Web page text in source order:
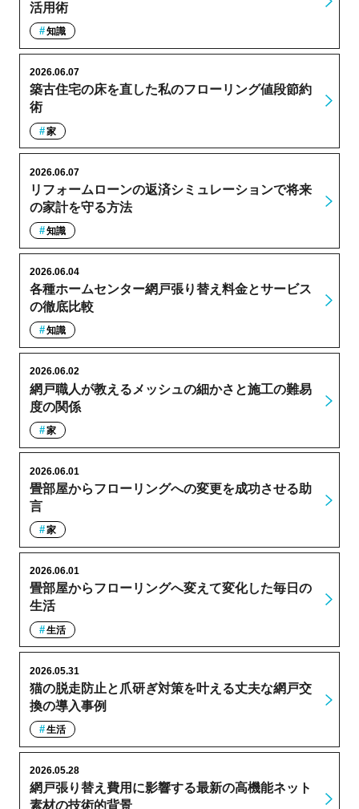
活用術
知識
築古住宅の床を直した私のフローリング値段節約
術
2026.06.07
家
リフォームローンの返済シミュレーションで将来
の家計を守る方法
2026.06.07
知識
各種ホームセンター網戸張り替え料金とサービス
の徹底比較
2026.06.04
知識
網戸職人が教えるメッシュの細かさと施工の難易
度の関係
2026.06.02
家
畳部屋からフローリングへの変更を成功させる助
言
2026.06.01
家
畳部屋からフローリングへ変えて変化した毎日の
生活
2026.06.01
生活
猫の脱走防止と爪研ぎ対策を叶える丈夫な網戸交
換の導入事例
2026.05.31
生活
網戸張り替え費用に影響する最新の高機能ネット
素材の技術的背景
2026.05.28